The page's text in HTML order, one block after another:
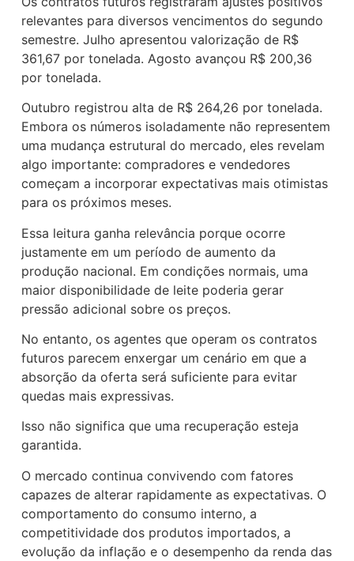
relevantes para diversos vencimentos do segundo
semestre. Julho apresentou valorização de R$
361,67 por tonelada. Agosto avançou R$ 200,36
por tonelada.
Outubro registrou alta de R$ 264,26 por tonelada.
Embora os números isoladamente não representem
uma mudança estrutural do mercado, eles revelam
algo importante: compradores e vendedores
começam a incorporar expectativas mais otimistas
para os próximos meses.
Essa leitura ganha relevância porque ocorre
justamente em um período de aumento da
produção nacional. Em condições normais, uma
maior disponibilidade de leite poderia gerar
pressão adicional sobre os preços.
No entanto, os agentes que operam os contratos
futuros parecem enxergar um cenário em que a
absorção da oferta será suficiente para evitar
quedas mais expressivas.
Isso não significa que uma recuperação esteja
garantida.
O mercado continua convivendo com fatores
capazes de alterar rapidamente as expectativas. O
comportamento do consumo interno, a
competitividade dos produtos importados, a
evolução da inflação e o desempenho da renda das